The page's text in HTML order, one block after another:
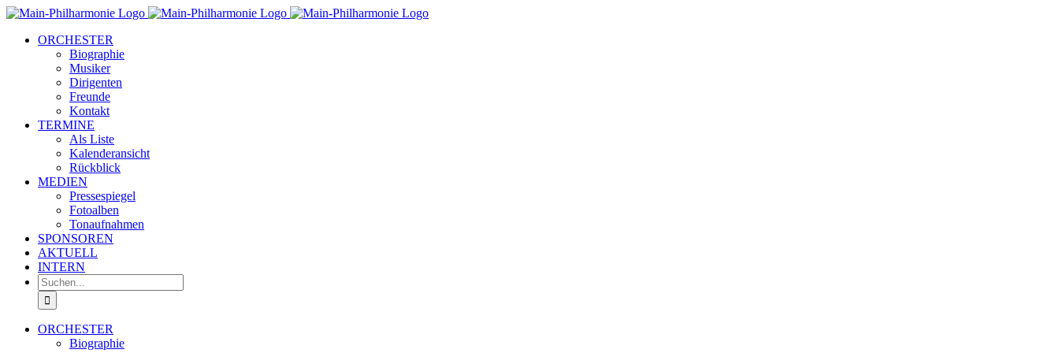
Zum
springenORCHESTER
Biographie
Musiker
Dirigenten
Freunde
Kontakt
TERMINE
Als Liste
Kalenderansicht
Rückblick
MEDIEN
Pressespiegel
Fotoalben
Tonaufnahmen
SPONSOREN
AKTUELL
INTERN
Suche
nach:
ORCHESTER
Biographie